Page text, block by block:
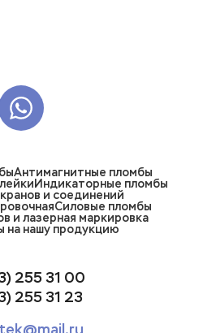
Антимагнитные пломбы
Индикаторные пломбы
и соединений
Силовые пломбы
и лазерная маркировка
на нашу продукцию
255 31 00
255 31 23